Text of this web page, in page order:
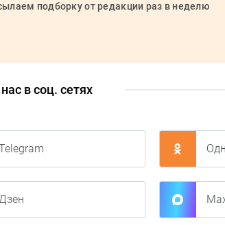
подборку от редакции раз в неделю
в соц. сетях